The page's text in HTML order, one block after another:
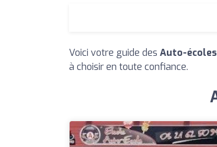
Voici votre guide des Auto-
à choisir en toute confiance.